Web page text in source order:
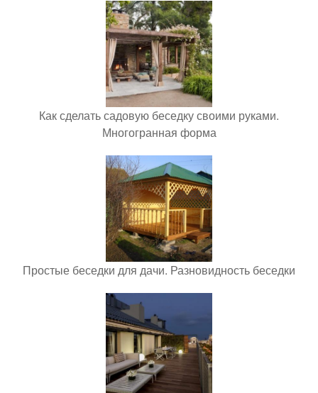
Как сделать садовую беседку своими руками.
Многогранная форма
Простые беседки для дачи. Разновидность беседки